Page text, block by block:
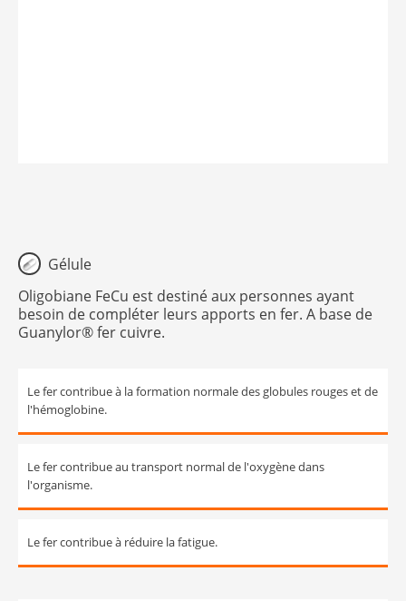
Gélule
Oligobiane FeCu est destiné aux personnes ayant
besoin de compléter leurs apports en fer. A base de
Guanylor® fer cuivre.
Le fer contribue à la formation normale des globules rouges et de
l'hémoglobine.
Le fer contribue au transport normal de l'oxygène dans
l'organisme.
Le fer contribue à réduire la fatigue.